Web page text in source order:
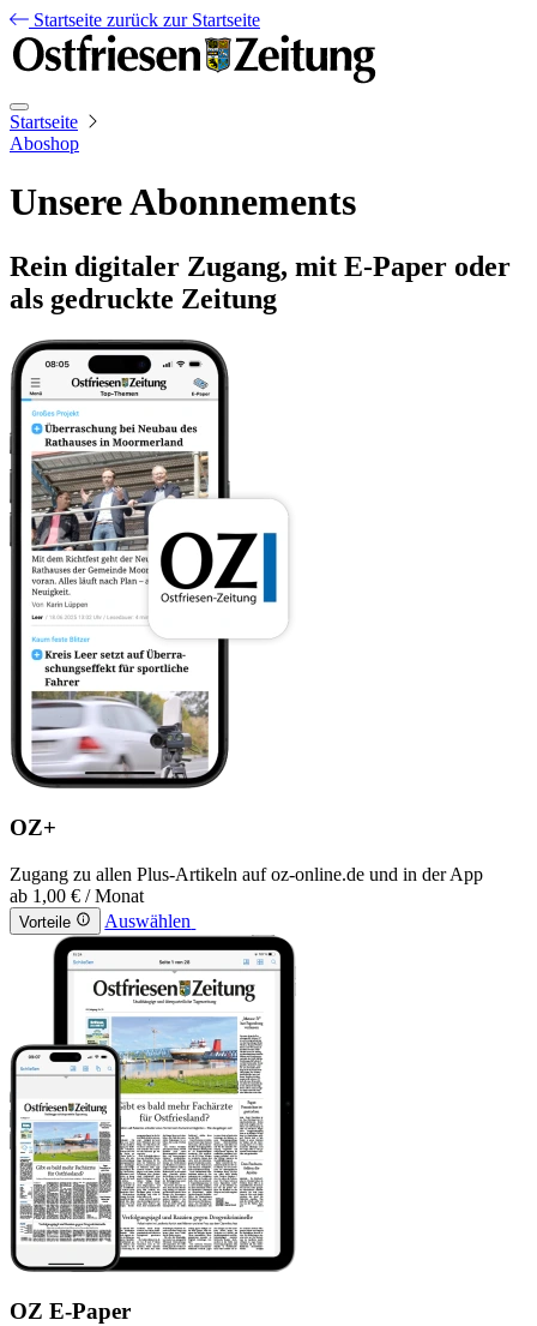
Startseite zurück zur Startseite
Startseite
Aboshop
Unsere Abonnements
Rein digitaler Zugang, mit E-Paper oder
als gedruckte Zeitung
OZ+
Zugang zu allen Plus-Artikeln auf oz-online.de und in der App
ab 1,00 € / Monat
Vorteile Auswählen
OZ E-Paper